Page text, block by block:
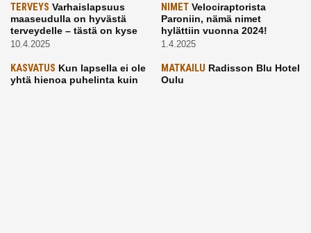
TERVEYS Varhaislapsuus
maaseudulla on hyvästä
terveydelle – tästä on kyse
10.4.2025
NIMETVelociraptorista
Paroniin, nämä nimet
hylättiin vuonna 2024!
1.4.2025
KASVATUS Kun lapsella ei ole
yhtä hienoa puhelinta kuin
MATKAILU Radisson Blu Hotel
Oulu